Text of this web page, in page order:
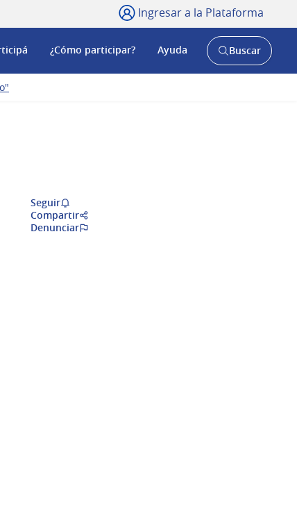
Ingresar a la Plataforma
¿Cómo participar? Ayuda
AbrirBuscar
Seguir
Compartir
Denunciar